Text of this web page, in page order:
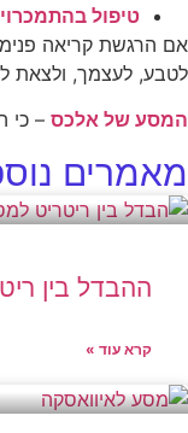
טיפול
אם הרגשת קריאה
לטבע, לעצמך, ולצאת
המסע של אלכס – כי
מאמרים
ההבדל בין
קרא עוד »